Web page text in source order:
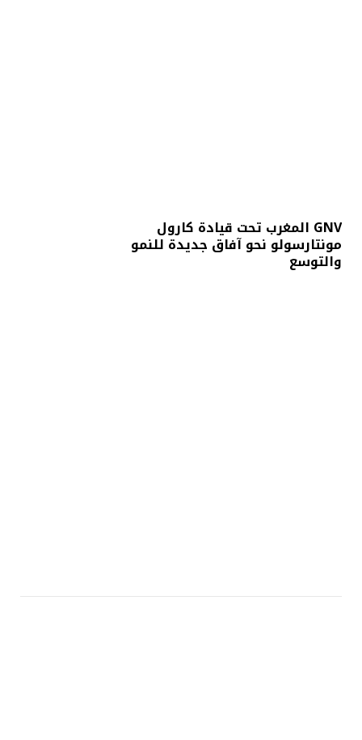
GNV المغرب تحت قيادة كارول
مونتارسولو نحو آفاق جديدة للنمو
والتوسع